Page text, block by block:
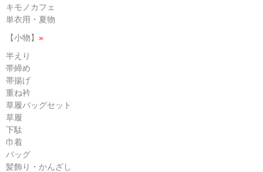
キモノカフェ
単衣用・夏物
【小物】 »
半えり
帯締め
帯揚げ
重ね衿
草履バッグセット
草履
下駄
巾着
バッグ
髪飾り・かんざし